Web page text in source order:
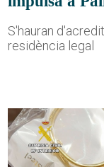
S'hauran
residència legal